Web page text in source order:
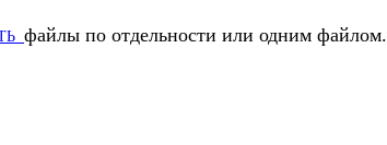
файлы по отдельности или одним файлом.